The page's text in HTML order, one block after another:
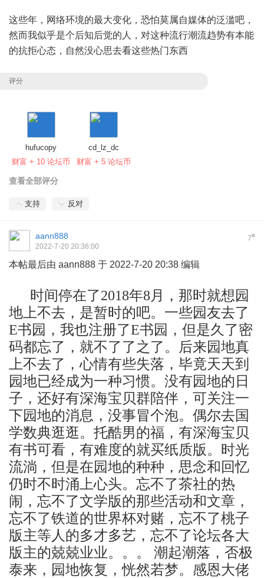
这些年，网络环境的最大变化，恐怕莫属自媒体的泛滥吧，
然而我似乎是个后知后觉的人，对这种流行潮流趋势有本能
的抗拒心态，自然没心思去看这些热门东西
评分
hufucopy
财富 + 10 论坛币
cd_lz_dc
财富 + 5 论坛币
查看全部评分
支持 反对
7#
aann888
2022-7-20 20:36:00
本帖最后由 aann888 于 2022-7-20 20:38 编辑
时间停在了2018年8月，那时就想园
地上不去，是暂时的吧。一些园友去了
E书园，我也注册了E书园，但是久了密
码都忘了，就不了了之了。后来园地真
上不去了，心情有些失落，毕竟天天到
园地已经成为一种习惯。没有园地的日
子，还好有深海宝贝群陪伴，可关注一
下园地的消息，没事冒个泡。偶尔去国
学数典逛逛。托酷男的福，有深海宝贝
有书可看，有难度的就买纸质版。时光
流淌，但是在园地的种种，思念和回忆
仍时不时涌上心头。忘不了茶社的热
闹，忘不了文学版的那些活动和文章，
忘不了铁道的世界杯对赌，忘不了桃子
版主等人的多才多艺，忘不了论坛各大
版主的兢兢业业。。。 潮起潮落，否极
泰来，园地恢复，恍然若梦。感恩大佬